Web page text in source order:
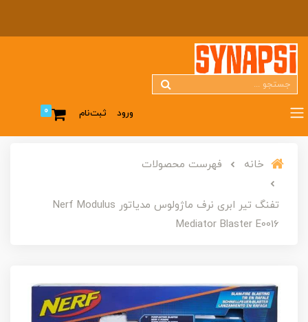
ورود ثبت‌نام 0
خانه فهرست محصولات
تفنگ تیر ابری نرف ماژولوس مدیاتور Nerf Modulus
Mediator Blaster E0016